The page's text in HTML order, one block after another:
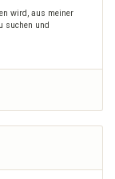
wird, aus meiner
suchen und